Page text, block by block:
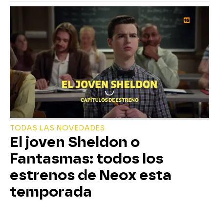
TODAS LAS NOVEDADES
El joven Sheldon o
Fantasmas: todos los
estrenos de Neox esta
temporada